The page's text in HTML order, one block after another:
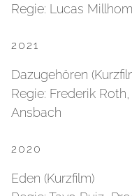
Regie: Lucas
2021
Dazugehören
Regie: Frederik
Ansbach
2020
Eden (Kurzfilm)